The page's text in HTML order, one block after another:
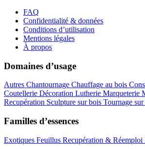
FAQ
Confidentialité & données
Conditions d’utilisation
Mentions légales
À propos
Domaines d’usage
Autres Chantournage Chauffage au bois
Coutellerie Décoration Lutherie Marqueterie
Recupération Sculpture sur bois Tournage
Familles d’essences
Exotiques Feuillus Recupération & Réemploi